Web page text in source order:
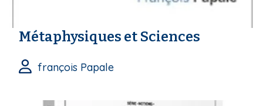
Métaphysiques et Sciences
françois Papale